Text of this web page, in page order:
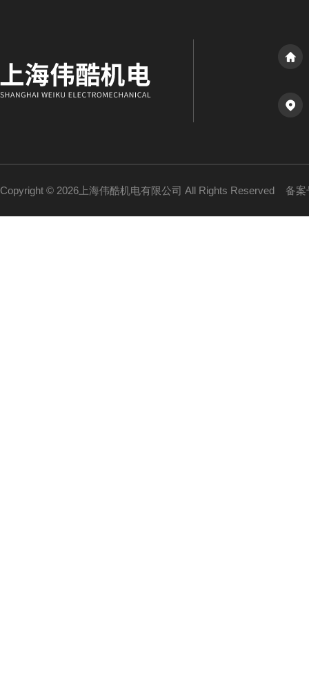
Copyright © 2026上海伟酷机电有限公司 All Rights Reserved 备案